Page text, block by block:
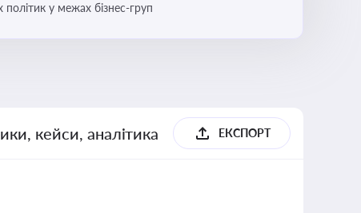
у межах бізнес-груп
кейси, аналітика ЕКСПОРТ